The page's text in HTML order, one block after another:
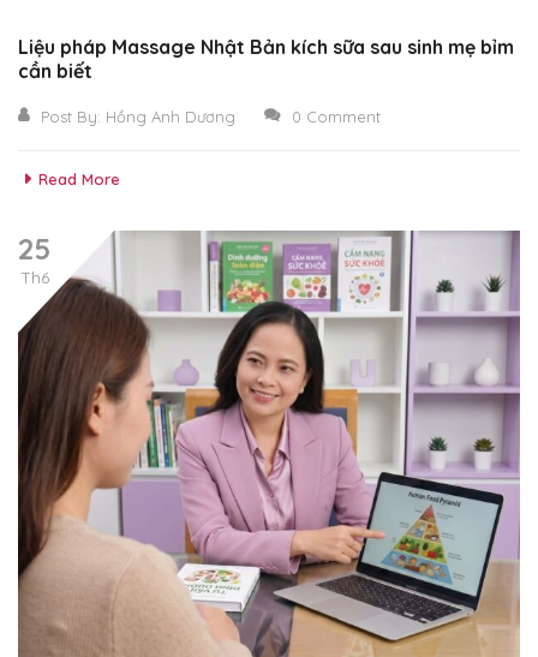
Liệu pháp Massage Nhật Bản kích sữa sau sinh mẹ bỉm
cần biết
Post By: Hồng Anh Dương 0 Comment
Read More
25
Th6